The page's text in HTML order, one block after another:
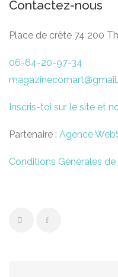
Contactez-nous
Place de crête 74 200
06-64-20-97-34
Inscris-toi sur le site et
Partenaire : Agence
Conditions Générales